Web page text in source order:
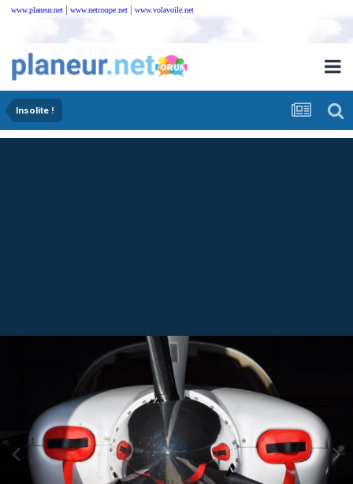
www.planeur.net | www.netcoupe.net | www.volavoile.net
Insolite !